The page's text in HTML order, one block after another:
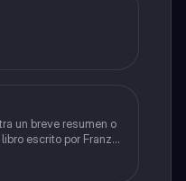
un breve resumen o
escrito por Franz